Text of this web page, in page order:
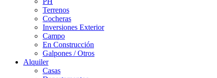
Terrenos
Cocheras
Inversiones Exterior
Campo
En Construcción
Galpones / Otros
Alquiler
Casas